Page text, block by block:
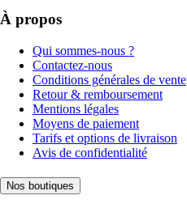
À propos
Qui sommes-nous ?
Contactez-nous
Conditions générales de vente
Retour & remboursement
Mentions légales
Moyens de paiement
Tarifs et options de livraison
Avis de confidentialité
Nos boutiques